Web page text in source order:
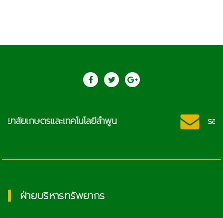
saraban@lcat.ac.th
ฝ่ายบริหารทรัพยากร